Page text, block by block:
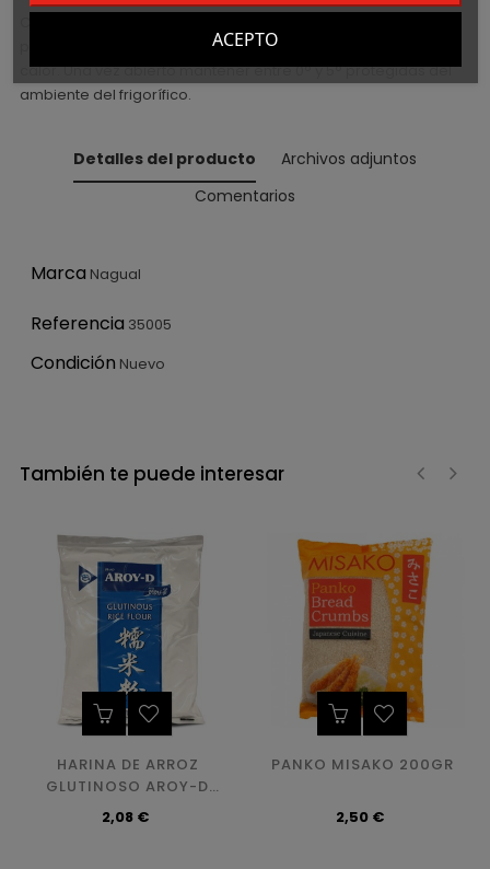
preservado de la luz solar directa y de cualquier fuente de
calor. Una vez abierto mantener entre 0° y 5° protegidas del
ambiente del frigorífico.
Detalles del producto
Archivos adjuntos
Comentarios
Marca Nagual
Referencia 35005
Condición Nuevo
También te puede interesar
HARINA DE ARROZ
GLUTINOSO AROY-D
400GR
Precio
2,08 €
PANKO MISAKO 200GR
Precio
2,50 €
ACEPTO